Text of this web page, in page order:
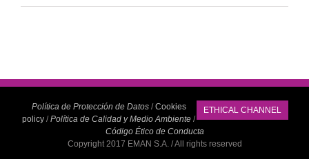
ETHICAL CHANNEL
Política de Protección de Datos/Cookies
policy /Política de Calidad y Medio Ambiente /
Código Ético de Conducta
Copyright 2017 EMAN S.A. / All rights reserved